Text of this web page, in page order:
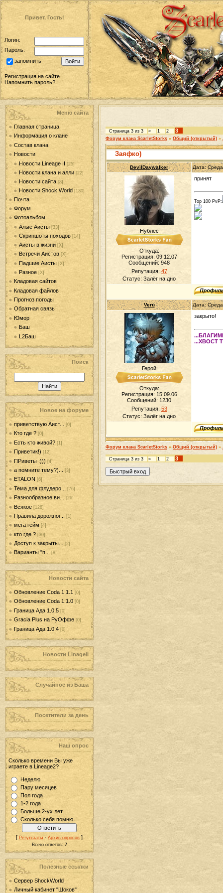
Привет, Гость!
Логин:
Пароль:
запомнить
Регистрация на сайте
Напомнить пароль?
Меню сайта
Главная страница
Информация о клане
Состав клана
Новости
Новости Lineage II [25]
Новости клана и алли [22]
Новости сайта [8]
Новости Shock World [130]
Почта
Форум
Фотоальбом
Алые Аисты [33]
Скриншоты походов [14]
Аисты в жизни [Х]
Встречи Аистов [Х]
Падшие Аисты [Х]
Разное [Х]
Кладовая сайтов
Кладовая файлов
Прогноз погоды
Обратная связь
Юмор
Баш
L2Баш
Поиск
Новое на форуме
приветствую Аист... [0]
Кто где ? [0]
Есть кто живой? [1]
Приветик!) [12]
ПРиветы :))) [4]
а помните тему?)... [3]
ETALON [6]
Тема для флудеро... [76]
Разнообразное ви... [26]
Всякое [128]
Правила дорожног... [1]
мега гейм [4]
кто где ? [30]
Доступ к закрыты... [2]
Варианты "п... [8]
Новости сайта
Обновление Coda 1.1.1 [0]
Обновление Coda 1.1.0 [0]
Граница Ада 1.0.5 [0]
Gracia Plus на РуОффе [0]
Граница Ада 1.0.4 [0]
Новости LinageII
Случайное из Баша
Посетители за день
Наш опрос
Сколько времени Вы уже
играете в Lineage2?
Неделю
Пару месяцев
Пол года
1-2 года
Больше 2-ух лет
Сколько себя помню
[ Результаты · Архив опросов ]
Всего ответов: 7
Полезные ссылки
Сервер ShockWorld
Личный кабинет "Шоков"
Страница 3 из 3 « 1 2 3
Форум клана ScarletStorks » Общий (открытый) »
Заяфко)
DevilDaywalker Дата:
Нублес
Откуда:
Регистрация: 09.12.07
Сообщений: 948
Репутация: 47
Статус: Залёг на дно
принят
Top 100 PvP:
Veru Дата:
Герой
Откуда:
Регистрация: 15.09.06
Сообщений: 1230
Репутация: 53
Статус: Залёг на дно
закрыто!
...ХВОСТ
Форум клана ScarletStorks » Общий (открытый) »
Страница 3 из 3 « 1 2 3